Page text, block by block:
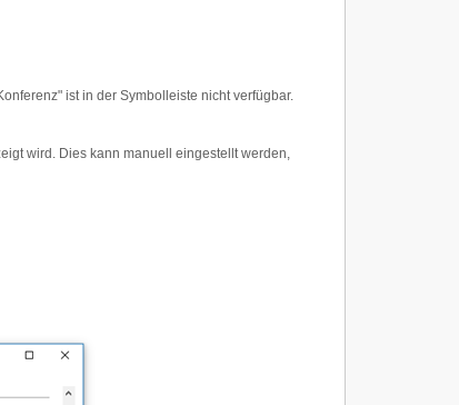
ist in der Symbolleiste nicht verfügbar.
wird. Dies kann manuell eingestellt werden,